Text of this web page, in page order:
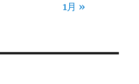
1月 »